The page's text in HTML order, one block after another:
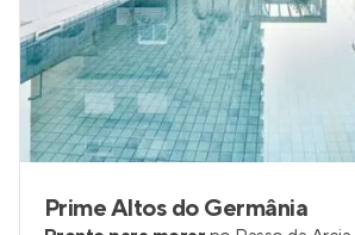
Prime Altos do Germânia